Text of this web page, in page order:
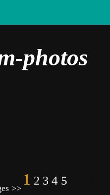
photos
>> 1 2 3 4 5